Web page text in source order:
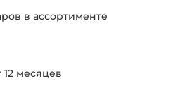
в ассортименте
12 месяцев